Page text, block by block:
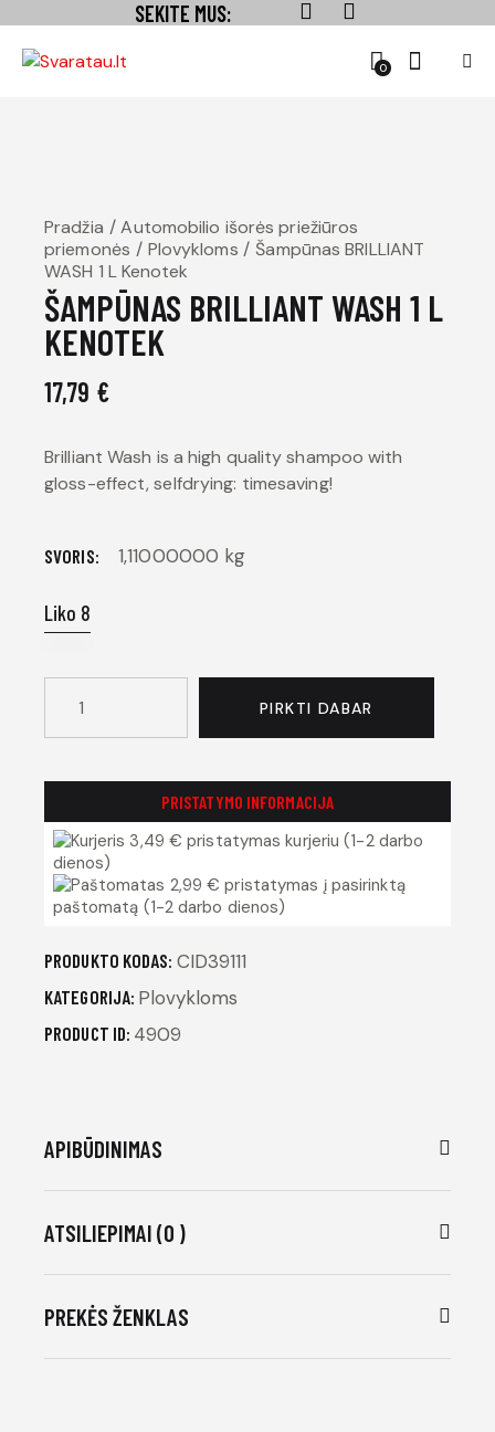
SEKITE MUS:
0
Pradžia
Automobilio išorės priežiūros
priemonės
Plovykloms
Šampūnas BRILLIANT
WASH 1 L Kenotek
ŠAMPŪNAS BRILLIANT WASH 1 L
KENOTEK
17,79 €
Brilliant Wash is a high quality shampoo with
gloss-effect, selfdrying: timesaving!
SVORIS 1,11000000 kg
Liko 8
PIRKTI DABAR
PRISTATYMO INFORMACIJA
3,49 € pristatymas kurjeriu (1-2 darbo
dienos)
2,99 € pristatymas į pasirinktą
paštomatą (1-2 darbo dienos)
PRODUKTO KODAS: CID39111
KATEGORIJA: Plovykloms
PRODUCT ID: 4909
APIBŪDINIMAS
ATSILIEPIMAI (0 )
PREKĖS ŽENKLAS